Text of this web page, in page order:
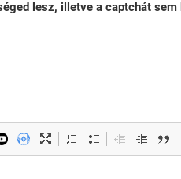
lesz, illetve a captchát